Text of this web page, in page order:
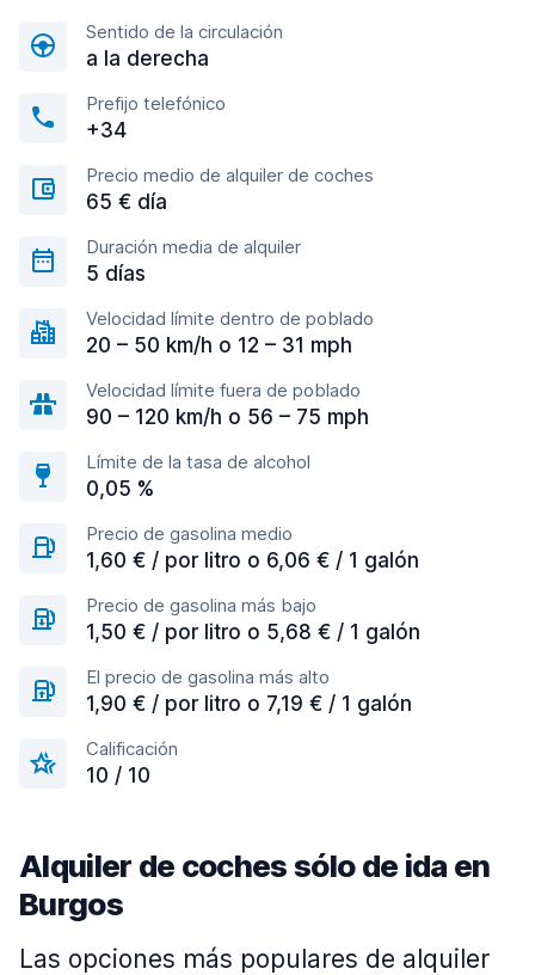
Sentido de la circulación
a la derecha
Prefijo telefónico
+34
Precio medio de alquiler de coches
65 € día
Duración media de alquiler
5 días
Velocidad límite dentro de poblado
20 – 50 km/h o 12 – 31 mph
Velocidad límite fuera de poblado
90 – 120 km/h o 56 – 75 mph
Límite de la tasa de alcohol
0,05 %
Precio de gasolina medio
1,60 € / por litro o 6,06 € / 1 galón
Precio de gasolina más bajo
1,50 € / por litro o 5,68 € / 1 galón
El precio de gasolina más alto
1,90 € / por litro o 7,19 € / 1 galón
Calificación
10 / 10
Alquiler de coches sólo de ida en
Burgos
Las opciones más populares de alquiler